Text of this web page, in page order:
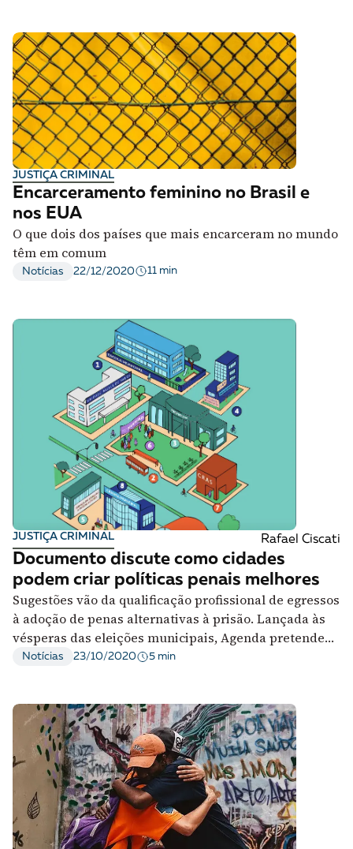
JUSTIÇA CRIMINAL
Encarceramento feminino no Brasil e
nos EUA
O que dois dos países que mais encarceram no mundo
têm em comum
Notícias 22/12/2020 11 min
JUSTIÇA CRIMINAL Rafael Ciscati
Documento discute como cidades
podem criar políticas penais melhores
Sugestões vão da qualificação profissional de egressos
à adoção de penas alternativas à prisão. Lançada às
vésperas das eleições municipais, Agenda pretende
informar candidatos
Notícias 23/10/2020 5 min